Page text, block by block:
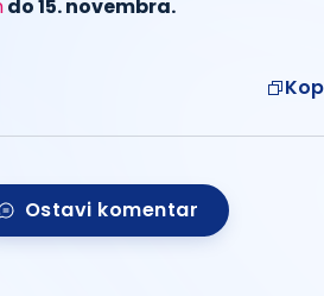
do 15. novembra.
Ostavi komentar